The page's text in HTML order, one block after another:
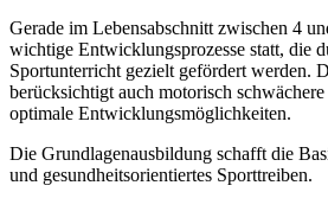
Gerade im Lebensabschnitt zwischen 4
wichtige Entwicklungsprozesse statt, die
Sportunterricht gezielt gefördert werden.
berücksichtigt auch motorisch
optimale Entwicklungsmöglichkeiten.
Die Grundlagenausbildung schafft die
und gesundheitsorientiertes Sporttreiben.